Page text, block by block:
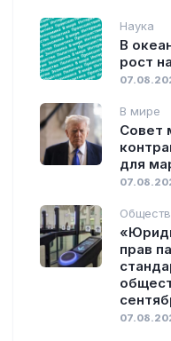
Наука
В
рост
В мире
Совет
для
прав